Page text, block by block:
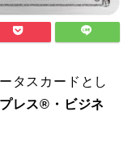
タスカードとし
レス®・ビジネ